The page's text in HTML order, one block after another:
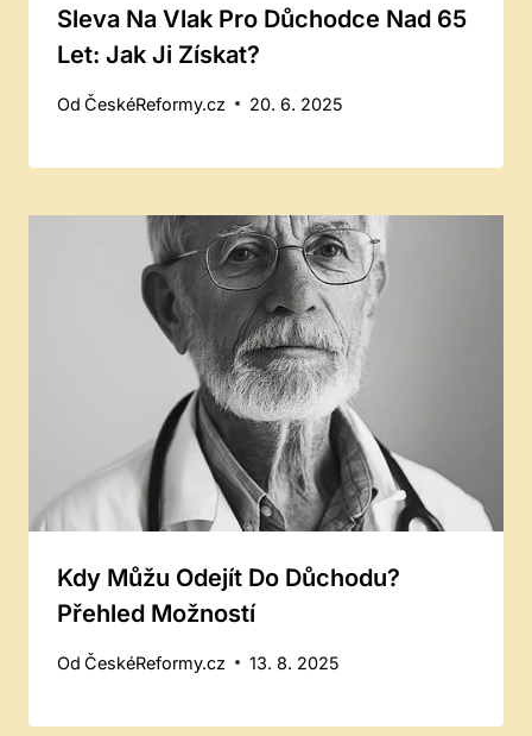
Sleva Na Vlak Pro Důchodce Nad 65
Let: Jak Ji Získat?
Od ČeskéReformy.cz 20. 6. 2025
Kdy Můžu Odejít Do Důchodu?
Přehled Možností
Od ČeskéReformy.cz 13. 8. 2025